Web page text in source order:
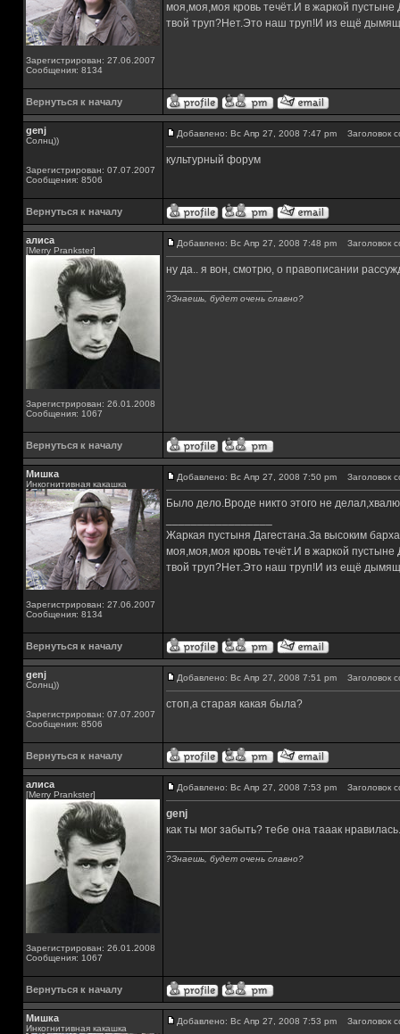
Зарегистрирован: 27.06.2007
Сообщения: 8134
моя,моя,моя кровь течёт.И в жаркой
твой труп?Нет.Это наш труп!И из ещё
Вернуться к началу
genj
Солнц))
Зарегистрирован: 07.07.2007
Сообщения: 8506
Добавлено: Вс Апр 27, 2008 7:47 pm Заголовок
культурный форум
Вернуться к началу
алиса
[Merry Prankster]
Зарегистрирован: 26.01.2008
Сообщения: 1067
Добавлено: Вс Апр 27, 2008 7:48 pm Заголовок
ну да.. я вон, смотрю, о правописании
?Знаешь, будет очень славно?
Вернуться к началу
Мишка
Инкогнитивная какашка
Зарегистрирован: 27.06.2007
Сообщения: 8134
Добавлено: Вс Апр 27, 2008 7:50 pm Заголовок
Было дело.Вроде никто этого не
Жаркая пустыня Дагестана.За высоким
моя,моя,моя кровь течёт.И в жаркой
твой труп?Нет.Это наш труп!И из ещё
Вернуться к началу
genj
Солнц))
Зарегистрирован: 07.07.2007
Сообщения: 8506
Добавлено: Вс Апр 27, 2008 7:51 pm Заголовок
стоп,а старая какая была?
Вернуться к началу
алиса
[Merry Prankster]
Зарегистрирован: 26.01.2008
Сообщения: 1067
Добавлено: Вс Апр 27, 2008 7:53 pm Заголовок
genj
как ты мог забыть? тебе она тааак
?Знаешь, будет очень славно?
Вернуться к началу
Мишка
Инкогнитивная какашка
Добавлено: Вс Апр 27, 2008 7:53 pm Заголовок